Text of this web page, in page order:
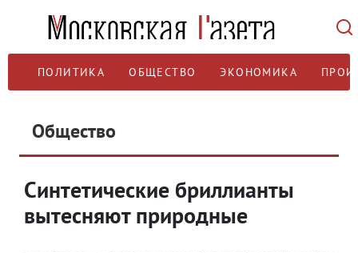
ПОЛИТИКА ОБЩЕСТВО ЭКОНОМИКА
Общество
Синтетические бриллианты
вытесняют природные